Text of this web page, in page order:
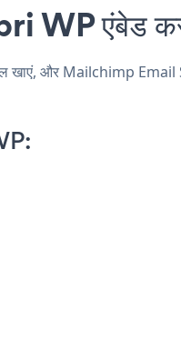
एंबेड
और Mailchimp Email